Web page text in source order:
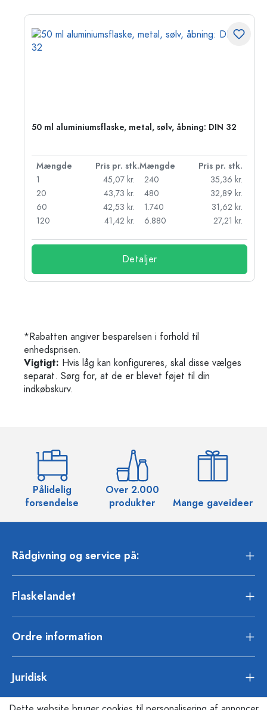
50 ml aluminiumsflaske, metal, sølv, åbning: DIN 32
Mængde Pris pr. stk.Mængde
Pris pr. stk.
1
45,07 kr.
20
43,73 kr.
60
42,53 kr.
120
41,42 kr.
240
35,36 kr.
480
32,89 kr.
1.740
31,62 kr.
6.880
27,21 kr.
Detaljer
*Rabatten angiver besparelsen i forhold til
enhedsprisen.
Vigtigt: Hvis låg kan konfigureres, skal disse vælges
separat. Sørg for, at de er blevet føjet til din
indkøbskurv.
Pålidelig
forsendelse
Over 2.000
produkter
Mange gaveideer
Rådgivning og service på:
Flaskelandet
Ordre information
Juridisk